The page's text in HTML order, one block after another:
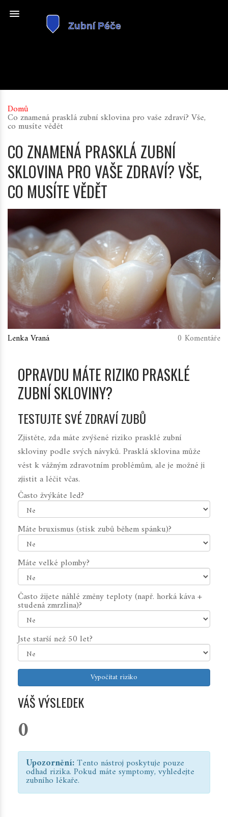
Domů
Co znamená prasklá zubní sklovina pro vaše zdraví? Vše,
co musíte vědět
CO ZNAMENÁ PRASKLÁ ZUBNÍ
SKLOVINA PRO VAŠE ZDRAVÍ? VŠE,
CO MUSÍTE VĚDĚT
Lenka Vraná 0 Komentáře
OPRAVDU MÁTE RIZIKO PRASKLÉ
ZUBNÍ SKLOVINY?
TESTUJTE SVÉ ZDRAVÍ ZUBŮ
Zjistěte, zda máte zvýšené riziko prasklé zubní
skloviny podle svých návyků. Prasklá sklovina může
vést k vážným zdravotním problémům, ale je možné ji
zjistit a léčit včas.
Často žvýkáte led?
Máte bruxismus (stisk zubů během spánku)?
Máte velké plomby?
Často žijete náhlé změny teploty (např. horká káva +
studená zmrzlina)?
Jste starší než 50 let?
Vypočítat riziko
VÁŠ VÝSLEDEK
0
Upozornění:Tento nástroj poskytuje pouze
odhad rizika. Pokud máte symptomy, vyhledejte
zubního lékaře.